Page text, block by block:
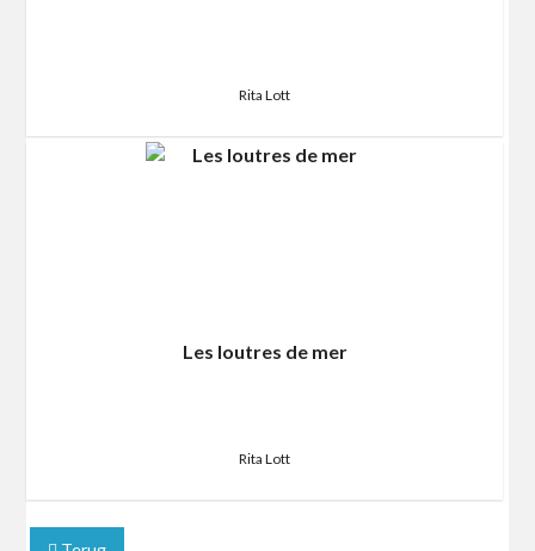
Rita Lott
Les loutres de mer
Rita Lott